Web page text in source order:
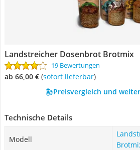
Landstreicher Dosenbrot Brotmix
19 Bewertungen
ab 66,00 € ( Sofort lieferbar)
Preisvergleich und
Technische Details
Modell